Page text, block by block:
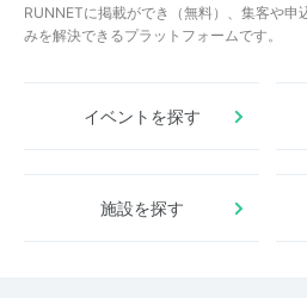
RUNNETに掲載ができ（無料）、集客や申
みを解決できるプラットフォームです。
イベントを探す
施設を探す